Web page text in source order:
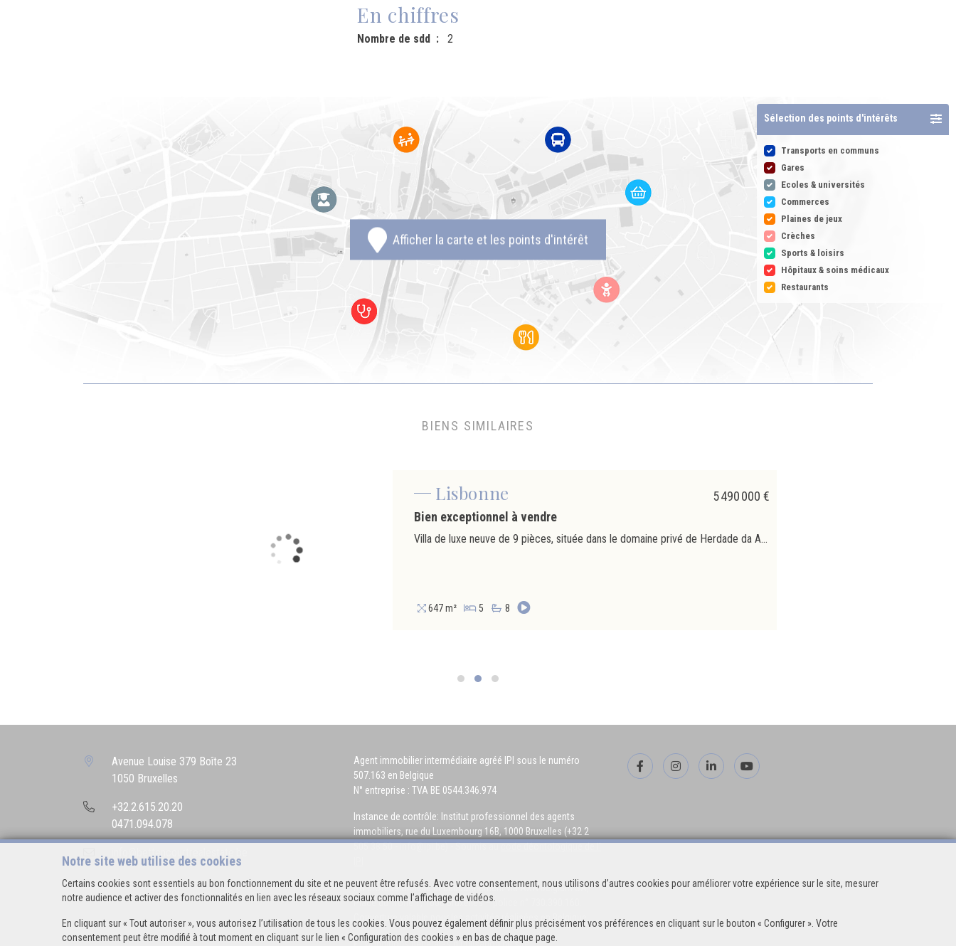
En chiffres
Nombre de sdd 2
Sélection des points d'intérêts
Transports en communs
Gares
Ecoles & universités
Commerces
Plaines de jeux
Crèches
Sports & loisirs
Hôpitaux & soins médicaux
Restaurants
Afficher la carte et les points d'intérêt
BIENS SIMILAIRES
Lisbonne
5 490 000 €
Bien exceptionnel à vendre
Villa de luxe neuve de 9 pièces, située dans le domaine privé de Herdade da Aroeira, à 30 minutes de Lisbonne et 5 minutes de la plage. Construite sur un terrain de 1681 m², cette villa contemporaine, baignée de lumière grâce à ses vastes baies vitrées, allie luxe et confort. Répartie sur trois niveaux, elle dispose d’un hall avec rangements intégrés et ascenseur. Le rez-de-chaussée comprend un salon raffiné de 70 m² en pierre Titanium Gold avec cheminée au bioéthanol, une cuisine équipée modulable, une suite de 35 m² avec dressing et une salle de bains invités. À l’étage, un escalier LED mène à une mezzanine de 30 m² et trois suites : deux de 40 m² avec dressing et balcon, et une principale de plus de 60 m² avec trois dressings, une salle de bains et une terrasse aménagée de 100 m². Le sous-sol propose deux chambres, dont une suite et un bureau avec entrée indépendante, une salle polyvalente de 70 m² prééquipée pour un jacuzzi et une salle de cinéma, ainsi qu’une salle de bains. Les finitions incluent fenêtres double vitrage à cadres minimalistes, volets électriques, chauffage au sol, climatisation gainable, aspirateur central, domotique, sanitaires Flaminia, robinetterie Antonio Citterio, panneaux solaires, pompe à chaleur, VMC, vidéosurveillance, alarme extérieure et cuisine Miele avec cave à vin et frigo Liebherr. À l’extérieur, un jardin paysager avec étang, cascade, piscine à eau salée avec foyer intégré, salle à manger couverte, barbecue, salle de loisirs multimédia, salle de bains et local technique. Garage de 50 m² et parking couvert. Herdade da Aroeira offre deux parcours de golf 18 trous, courts de tennis et paddle, piscine, hôtel, commerces, restaurants et sécurité 24h/24.
647 m² 5 8
Notre site web utilise des cookies
Certains cookies sont essentiels au bon fonctionnement du site et ne peuvent être refusés. Avec votre consentement, nous utilisons d’autres cookies pour améliorer votre expérience sur le site, mesurer
notre audience et activer des fonctionnalités en lien avec les réseaux sociaux comme l’affichage de vidéos.
En cliquant sur « Tout autoriser », vous autorisez l’utilisation de tous les cookies. Vous pouvez également définir plus précisément vos préférences en cliquant sur le bouton « Configurer ». Votre
consentement peut être modifié à tout moment en cliquant sur le lien « Configuration des cookies » en bas de chaque page.
Avenue Louise 379 Boîte 23
1050 Bruxelles
+32.2.615.20.20
0471.094.078
info@bettencourtrealestate.be
Agent immobilier intermédiaire agréé IPI sous le numéro
507.163 en Belgique
N° entreprise : TVA BE 0544.346.974
Instance de contrôle: Institut professionnel des agents
immobiliers, rue du Luxembourg 16B, 1000 Bruxelles (+32 2
505 38 50 - info@ipi.be) - Soumis aucode déontologique de l’
RC professionnelle et cautionnement via AXA Belgium SA,
Place du Trône 1, 1000 Bruxelles – police n° 730.390.160.
Couverture valable pour les activités réalisées en Belgique